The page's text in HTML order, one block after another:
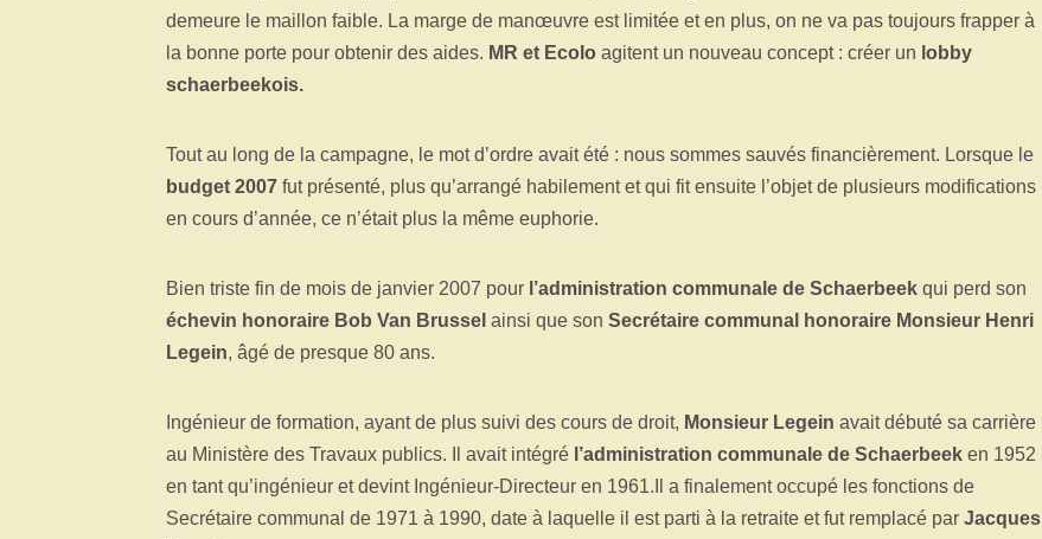
demeure le maillon faible. La marge de manœuvre est limitée et en plus, on ne va pas toujours frapper à
la bonne porte pour obtenir des aides. MR et Ecolo agitent un nouveau concept : créer un lobby
schaerbeekois.
Tout au long de la campagne, le mot d’ordre avait été : nous sommes sauvés financièrement. Lorsque le
budget 2007 fut présenté, plus qu’arrangé habilement et qui fit ensuite l’objet de plusieurs modifications
en cours d’année, ce n’était plus la même euphorie.
Bien triste fin de mois de janvier 2007 pour l’administration communale de Schaerbeek qui perd son
échevin honoraire Bob Van Brussel ainsi que son Secrétaire communal honoraire Monsieur Henri
Legein, âgé de presque 80 ans.
Ingénieur de formation, ayant de plus suivi des cours de droit, Monsieur Legein avait débuté sa carrière
au Ministère des Travaux publics. Il avait intégré l’administration communale de Schaerbeek en 1952
en tant qu’ingénieur et devint Ingénieur-Directeur en 1961.Il a finalement occupé les fonctions de
Secrétaire communal de 1971 à 1990, date à laquelle il est parti à la retraite et fut remplacé par Jacques